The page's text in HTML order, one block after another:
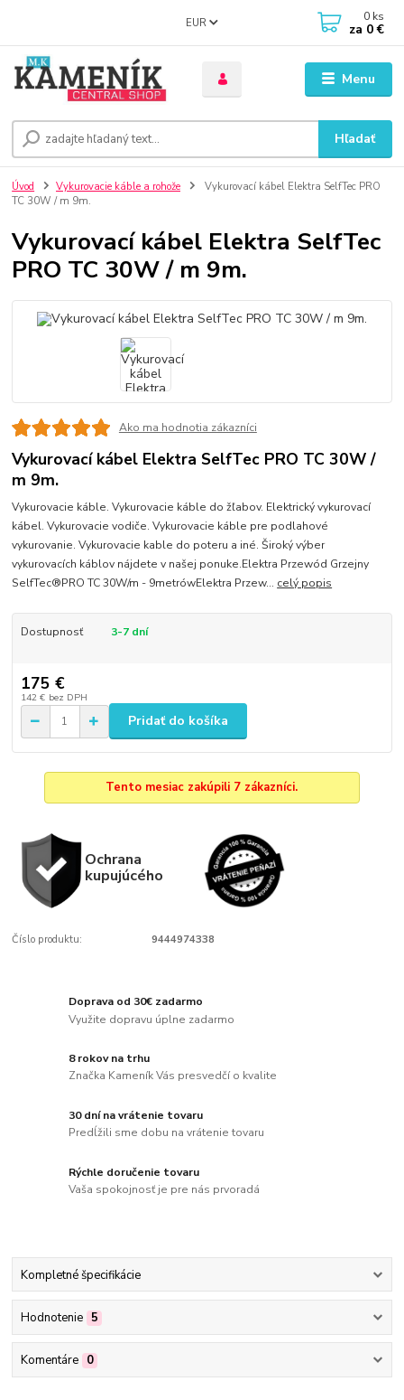
Menu
EUR
Hľadať
0 ks
za 0 €
Úvod Vykurovacie káble a rohože
Vykurovací kábel Elektra SelfTec PRO
TC 30W / m 9m.
Vykurovací kábel Elektra SelfTec
PRO TC 30W / m 9m.
Ako ma hodnotia zákazníci
Vykurovací kábel Elektra SelfTec PRO TC 30W /
m 9m.
Vykurovacie káble. Vykurovacie káble do žľabov. Elektrický vykurovací
kábel. Vykurovacie vodiče. Vykurovacie káble pre podlahové
vykurovanie. Vykurovacie kable do poteru a iné. Široký výber
vykurovacích káblov nájdete v našej ponuke.Elektra Przewód Grzejny
SelfTec®PRO TC 30W/m - 9metrówElektra Przew... celý popis
Dostupnosť 3-7 dní
175 €
142 € bez DPH
Pridať do košíka
Tento mesiac zakúpili 7 zákazníci.
Ochrana
kupujúcého
Číslo produktu: 9444974338
Doprava od 30€ zadarmo
Využite dopravu úplne zadarmo
8 rokov na trhu
Značka Kameník Vás presvedčí o kvalite
30 dní na vrátenie tovaru
Predĺžili sme dobu na vrátenie tovaru
Rýchle doručenie tovaru
Vaša spokojnosť je pre nás prvoradá
Kompletné špecifikácie
Hodnotenie 5
Komentáre 0